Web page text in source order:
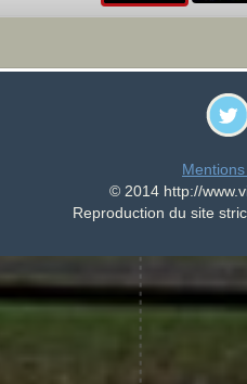
© 2014 http://
Reproduction du site